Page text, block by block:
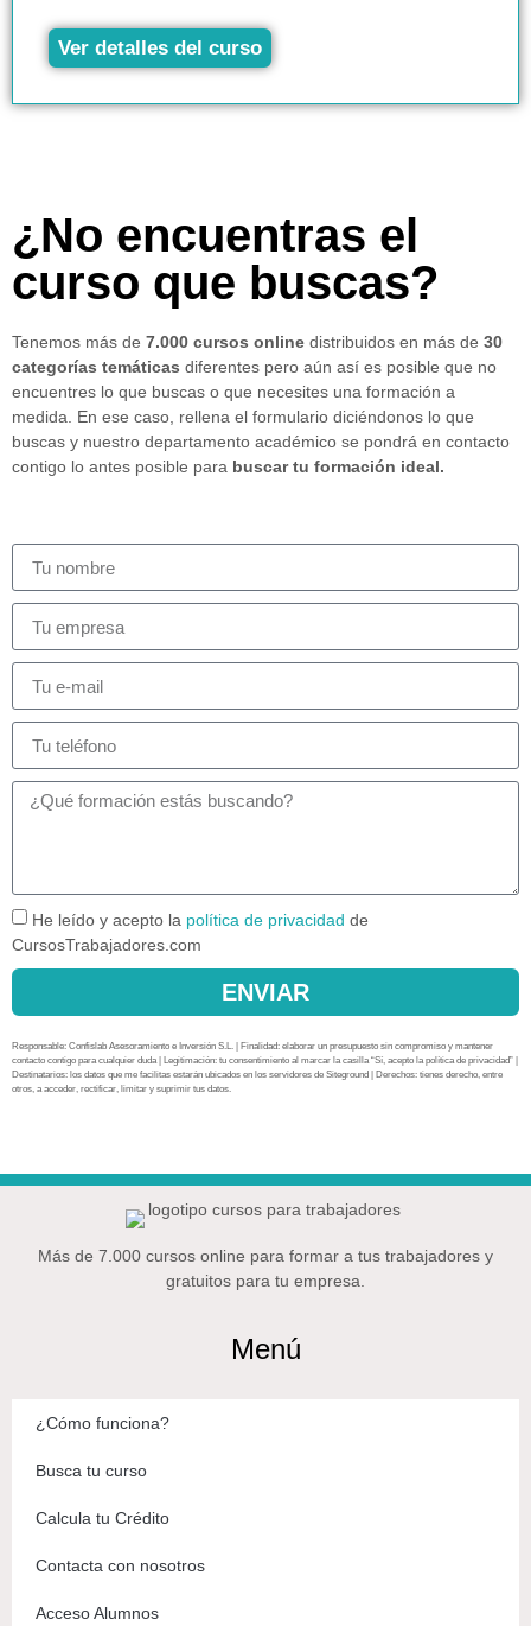
Ver detalles del curso
¿No encuentras el
curso que buscas?
Tenemos más de 7.000 cursos online distribuidos en más de 30
categorías temáticas diferentes pero aún así es posible que no
encuentres lo que buscas o que necesites una formación a
medida. En ese caso, rellena el formulario diciéndonos lo que
buscas y nuestro departamento académico se pondrá en contacto
contigo lo antes posible para buscar tu formación ideal.
He leído y acepto la política de privacidad de
CursosTrabajadores.com
ENVIAR
Responsable: Confislab Asesoramiento e Inversión S.L. | Finalidad: elaborar un presupuesto sin compromiso y mantener
contacto contigo para cualquier duda | Legitimación: tu consentimiento al marcar la casilla “Sí, acepto la política de privacidad” |
Destinatarios: los datos que me facilitas estarán ubicados en los servidores de Siteground | Derechos: tienes derecho, entre
otros, a acceder, rectificar, limitar y suprimir tus datos.
Más de 7.000 cursos online para formar a tus trabajadores y
gratuitos para tu empresa.
Menú
¿Cómo funciona?
Busca tu curso
Calcula tu Crédito
Contacta con nosotros
Acceso Alumnos